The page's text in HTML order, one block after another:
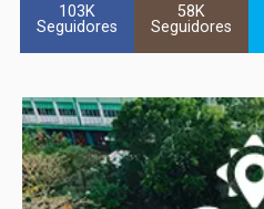
103K
Seguidores
58K
Seguidores